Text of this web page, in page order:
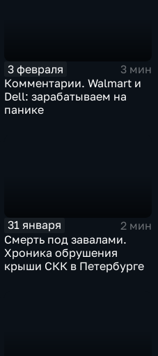
3 февраля
3 мин
Комментарии. Walmart и
Dell: зарабатываем на
панике
31 января
2 мин
Смерть под завалами.
Хроника обрушения
крыши СКК в Петербурге